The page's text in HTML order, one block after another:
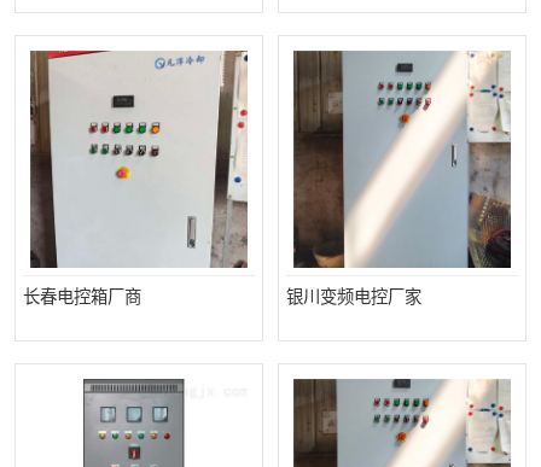
长春电控箱厂商 银川变频电控厂家